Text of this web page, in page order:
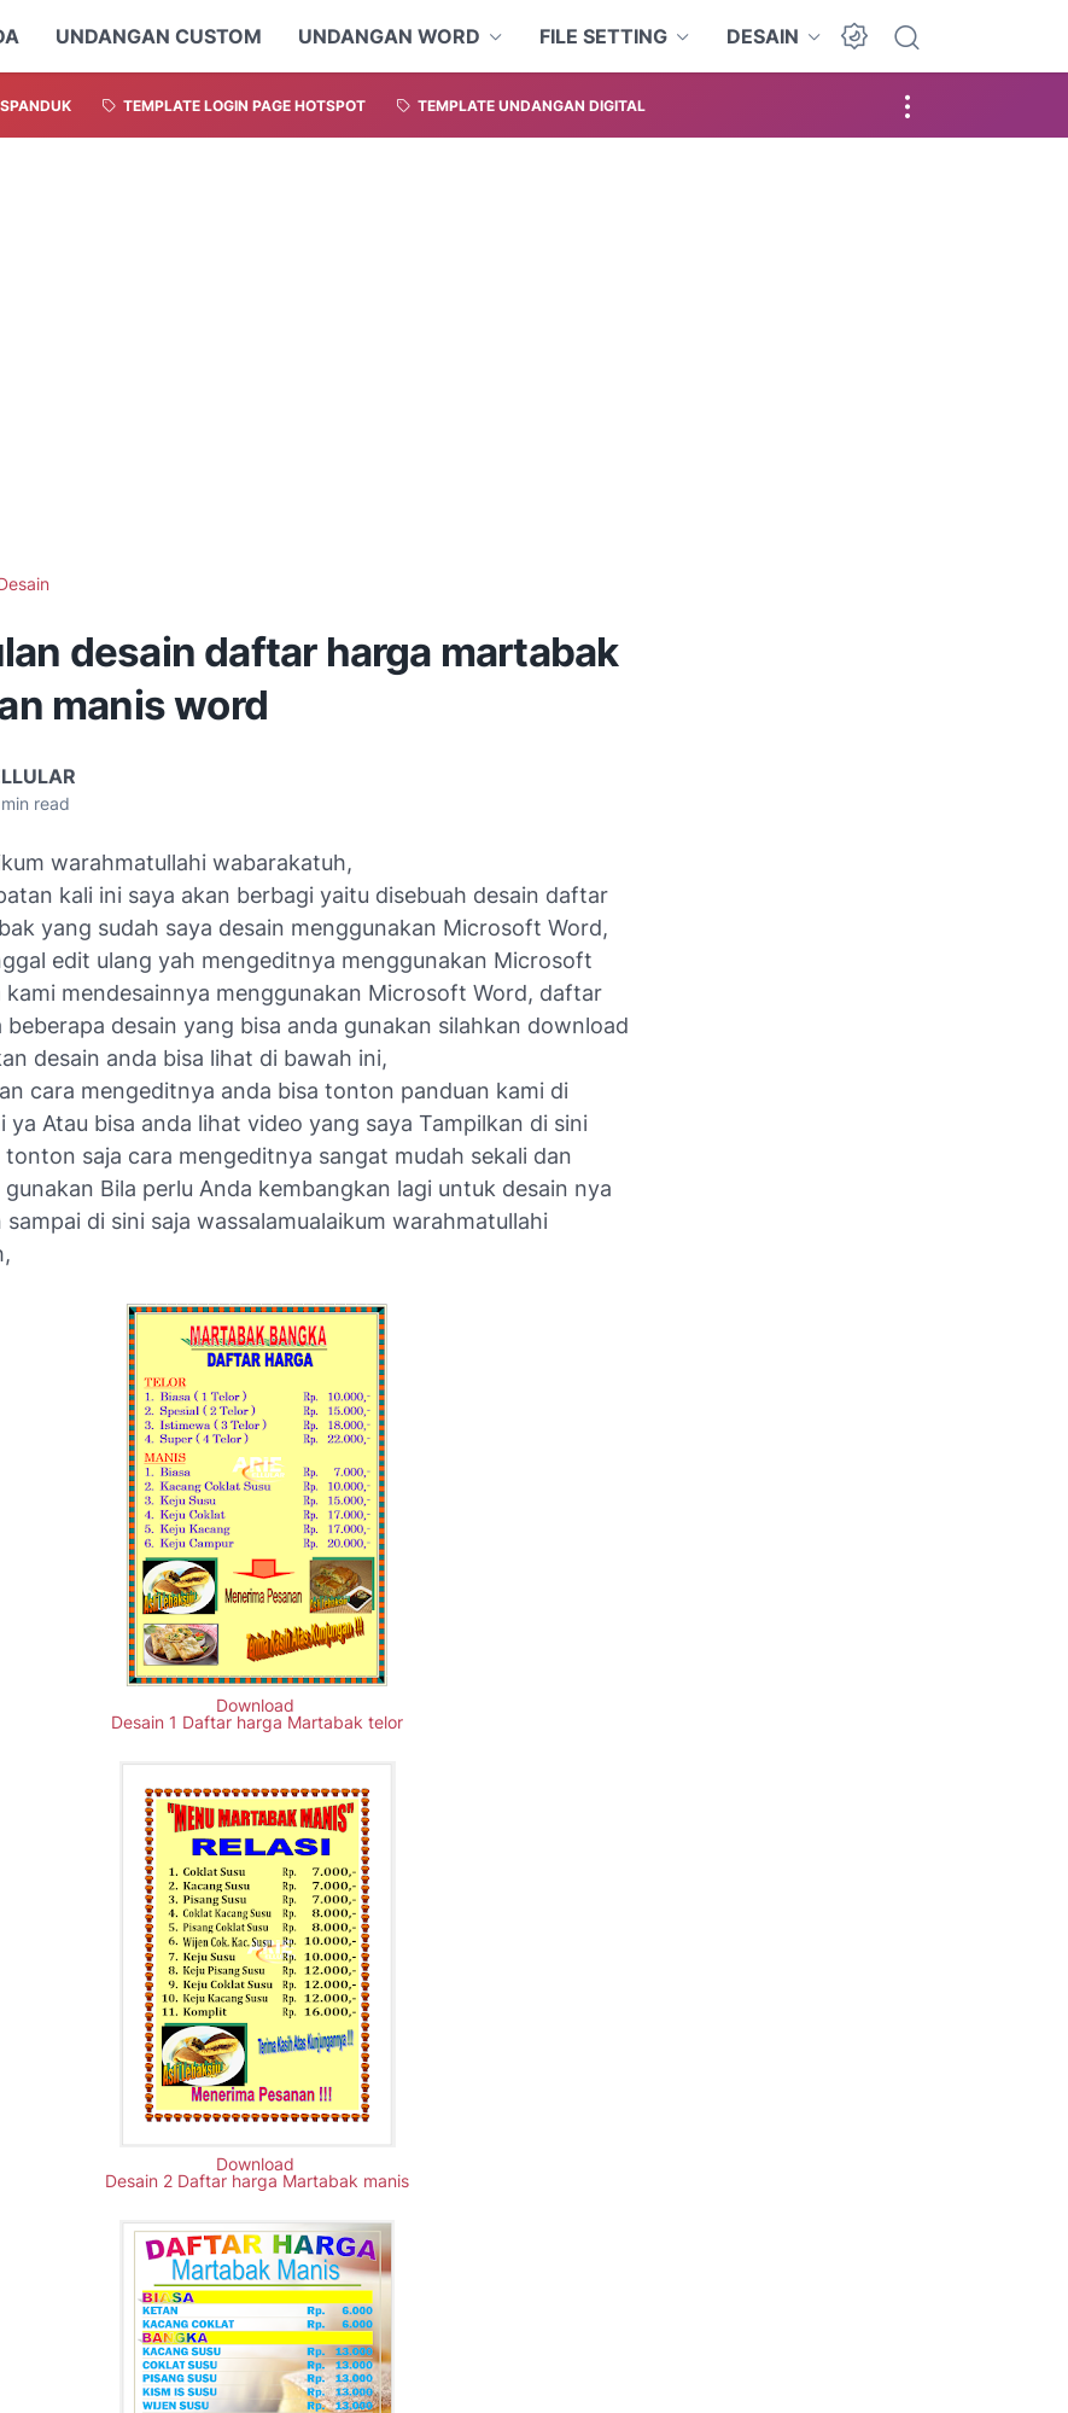
UNDANGAN CUSTOM UNDANGAN WORD FILE SETTING DESAIN
TEMPLATE LOGIN PAGE HOTSPOT TEMPLATE UNDANGAN DIGITAL
desain daftar harga martabak
manis word
min read
warahmatullahi wabarakatuh,
kali ini saya akan berbagi yaitu disebuah desain daftar
yang sudah saya desain menggunakan Microsoft Word,
edit ulang yah mengeditnya menggunakan Microsoft
kami mendesainnya menggunakan Microsoft Word, daftar
beberapa desain yang bisa anda gunakan silahkan download
desain anda bisa lihat di bawah ini,
cara mengeditnya anda bisa tonton panduan kami di
ya Atau bisa anda lihat video yang saya Tampilkan di sini
tonton saja cara mengeditnya sangat mudah sekali dan
gunakan Bila perlu Anda kembangkan lagi untuk desain nya
di sini saja wassalamualaikum warahmatullahi
Download
Desain 1 Daftar harga Martabak telor
Download
Desain 2 Daftar harga Martabak manis